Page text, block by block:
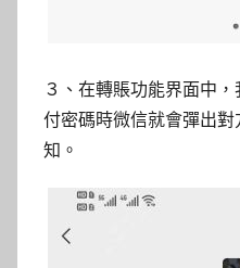
３、在轉賬功能界面中
付密碼時微信就會彈出
知。